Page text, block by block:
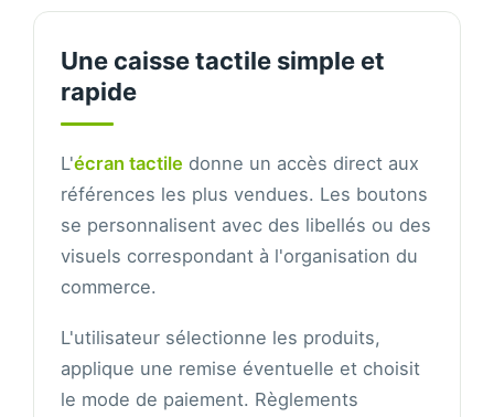
Une caisse tactile simple et
rapide
L'écran tactile donne un accès direct aux
références les plus vendues. Les boutons
se personnalisent avec des libellés ou des
visuels correspondant à l'organisation du
commerce.
L'utilisateur sélectionne les produits,
applique une remise éventuelle et choisit
le mode de paiement. Règlements